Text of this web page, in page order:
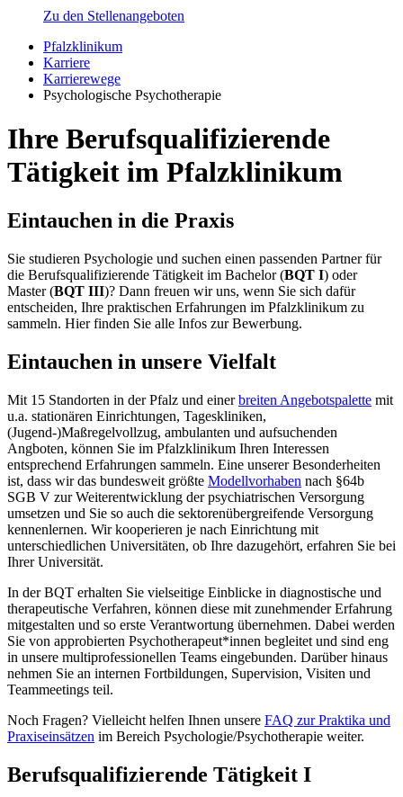
Zu den Stellenangeboten
Pfalzklinikum
Karriere
Karrierewege
Psychologische Psychotherapie
Ihre Berufsqualifizierende
Tätigkeit im Pfalzklinikum
Eintauchen in die Praxis
Sie studieren Psychologie und suchen einen passenden Partner für
die Berufsqualifizierende Tätigkeit im Bachelor (BQT I) oder
Master (BQT III)? Dann freuen wir uns, wenn Sie sich dafür
entscheiden, Ihre praktischen Erfahrungen im Pfalzklinikum zu
sammeln. Hier finden Sie alle Infos zur Bewerbung.
Eintauchen in unsere Vielfalt
Mit 15 Standorten in der Pfalz und einerbreiten Angebotspalette mit
u.a. stationären Einrichtungen, Tageskliniken,
(Jugend-)Maßregelvollzug, ambulanten und aufsuchenden
Angboten, können Sie im Pfalzklinikum Ihren Interessen
entsprechend Erfahrungen sammeln. Eine unserer Besonderheiten
ist, dass wir das bundesweit größte Modellvorhaben nach §64b
SGB V zur Weiterentwicklung der psychiatrischen Versorgung
umsetzen und Sie so auch die sektorenübergreifende Versorgung
kennenlernen. Wir kooperieren je nach Einrichtung mit
unterschiedlichen Universitäten, ob Ihre dazugehört, erfahren Sie bei
Ihrer Universität.
In der BQT erhalten Sie vielseitige Einblicke in diagnostische und
therapeutische Verfahren, können diese mit zunehmender Erfahrung
mitgestalten und so erste Verantwortung übernehmen. Dabei werden
Sie von approbierten Psychotherapeut*innen begleitet und sind eng
in unsere multiprofessionellen Teams eingebunden. Darüber hinaus
nehmen Sie an internen Fortbildungen, Supervision, Visiten und
Teammeetings teil.
Noch Fragen? Vielleicht helfen Ihnen unsere FAQ zur Praktika und
Praxiseinsätzen im Bereich Psychologie/Psychotherapie weiter.
Berufsqualifizierende Tätigkeit I